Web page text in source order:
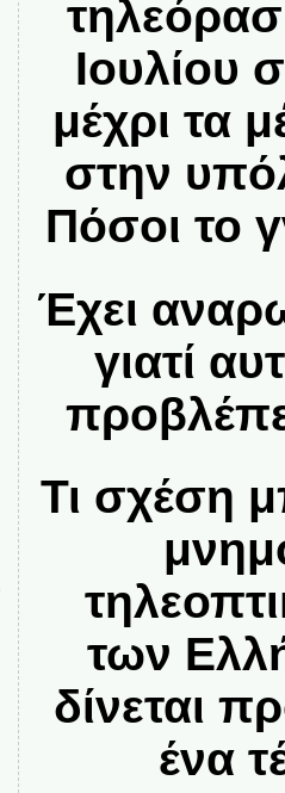
Ιουλίου
μέχρι τα
στην
Πόσοι το
Έχει
γιατί
Τι σχέση
των
δίνεται
ένα